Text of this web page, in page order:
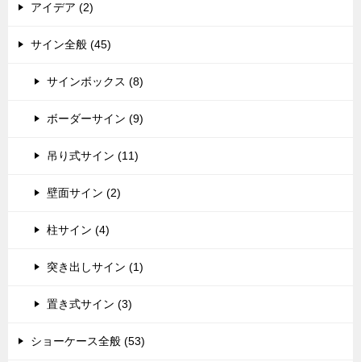
アイデア (2)
サイン全般 (45)
サインボックス (8)
ボーダーサイン (9)
吊り式サイン (11)
壁面サイン (2)
柱サイン (4)
突き出しサイン (1)
置き式サイン (3)
ショーケース全般 (53)